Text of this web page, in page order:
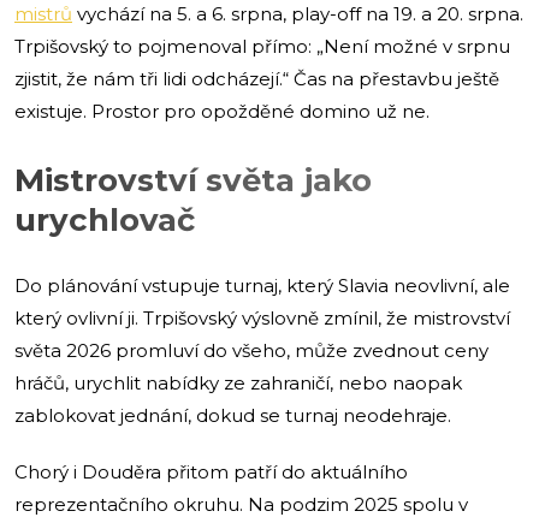
mistrů vychází na 5. a 6. srpna, play-off na 19. a 20. srpna.
Trpišovský to pojmenoval přímo: „Není možné v srpnu
zjistit, že nám tři lidi odcházejí.“ Čas na přestavbu ještě
existuje. Prostor pro opožděné domino už ne.
Mistrovství světa jako
urychlovač
Do plánování vstupuje turnaj, který Slavia neovlivní, ale
který ovlivní ji. Trpišovský výslovně zmínil, že mistrovství
světa 2026 promluví do všeho, může zvednout ceny
hráčů, urychlit nabídky ze zahraničí, nebo naopak
zablokovat jednání, dokud se turnaj neodehraje.
Chorý i Douděra přitom patří do aktuálního
reprezentačního okruhu. Na podzim 2025 spolu v